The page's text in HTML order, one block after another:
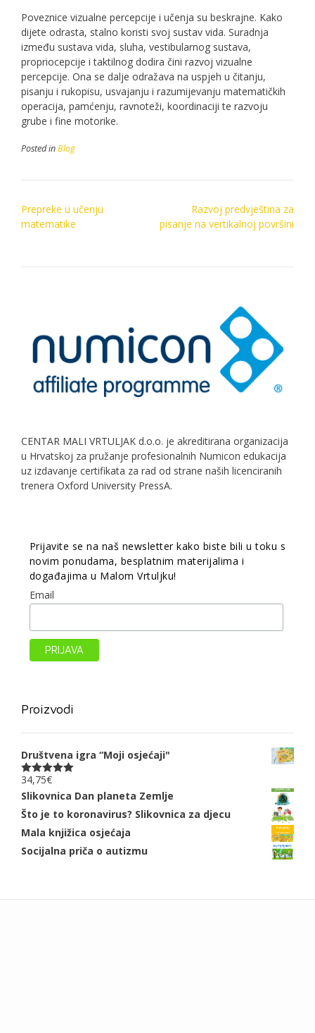
Poveznice vizualne percepcije i učenja su beskrajne. Kako
dijete odrasta, stalno koristi svoj sustav vida. Suradnja
između sustava vida, sluha, vestibularnog sustava,
propriocepcije i taktilnog dodira čini razvoj vizualne
percepcije. Ona se dalje odražava na uspjeh u čitanju,
pisanju i rukopisu, usvajanju i razumijevanju matematičkih
operacija, pamćenju, ravnoteži, koordinaciji te razvoju
grube i fine motorike.
Posted inBlog
Post
navigation
Prepreke u učenju
matematike
Razvoj predvještina za
pisanje na vertikalnoj površini
CENTAR MALI VRTULJAK d.o.o. je akreditirana organizacija
u Hrvatskoj za pružanje profesionalnih Numicon edukacija
uz izdavanje certifikata za rad od strane naših licenciranih
trenera Oxford University PressA.
Prijavite se na naš newsletter kako biste bili u toku s
novim ponudama, besplatnim materijalima i
događajima u Malom Vrtuljku!
Email
Proizvodi
Društvena igra “Moji osjećaji"
Ocjenjeno
5.00 od 5
34,75€
Slikovnica Dan planeta Zemlje
Što je to koronavirus? Slikovnica za djecu
Mala knjižica osjećaja
Socijalna priča o autizmu